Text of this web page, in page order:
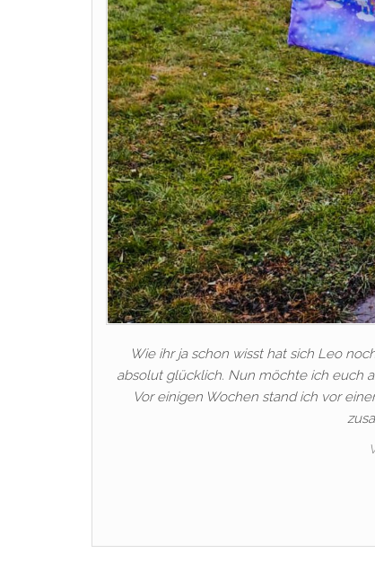
Wie ihr ja schon wisst hat sich Leo
absolut glücklich. Nun möchte ich euch
Vor einigen Wochen stand ich vor